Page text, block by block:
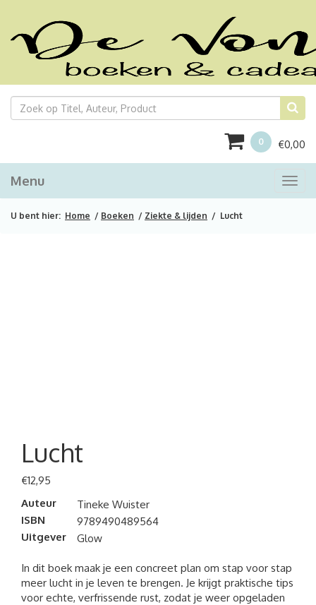
0 €0,00
Menu
U bent hier: Home / Boeken / Ziekte & lijden / Lucht
Lucht
€12,95
Auteur
Tineke Wuister
ISBN
9789490489564
Uitgever
Glow
In dit boek maak je een concreet plan om stap voor stap
meer lucht in je leven te brengen. Je krijgt praktische tips
voor echte, verfrissende rust, zodat je weer opgeladen